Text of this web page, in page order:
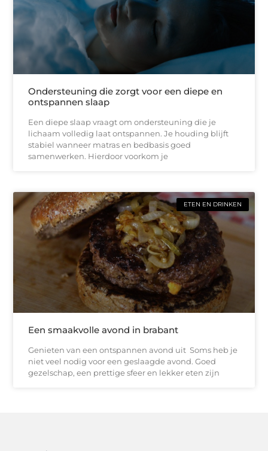
Ondersteuning die zorgt voor een diepe en
ontspannen slaap
Een diepe slaap vraagt om ondersteuning die je
lichaam volledig laat ontspannen. Je houding blijft
stabiel wanneer matras en bedbasis goed
samenwerken. Hierdoor voorkom je
ETEN EN DRINKEN
Een smaakvolle avond in brabant
Genieten van een ontspannen avond uit Soms heb je
niet veel nodig voor een geslaagde avond. Goed
gezelschap, een prettige sfeer en lekker eten zijn